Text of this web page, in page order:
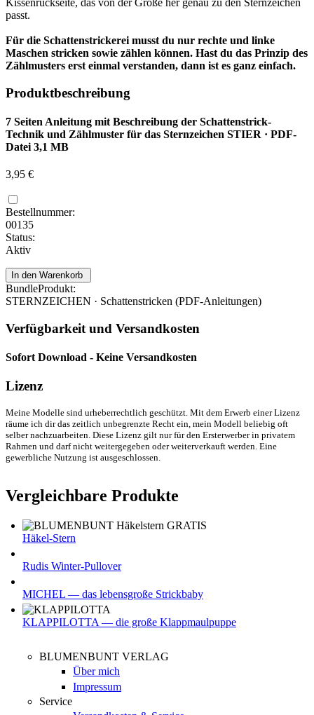
Kissenrückseite, das von der Größe her genau zu den Sternzeichen
passt.
Für die Schattenstrickerei musst du nur rechte und linke
Maschen stricken sowie zählen können. Hast du das Prinzip des
Zählmusters erst einmal verstanden, dann ist es ganz einfach.
Produktbeschreibung
7 Seiten Anleitung mit Beschreibung der Schattenstrick-
Technik und Zählmuster für das Sternzeichen STIER · PDF-
Datei 3,1 MB
3,95 €
Bestellnummer:
00135
Status:
Aktiv
BundleProdukt:
STERNZEICHEN · Schattenstricken (PDF-Anleitungen)
Verfügbarkeit und Versandkosten
Sofort Download - Keine Versandkosten
Lizenz
Meine Modelle sind urheberrechtlich geschützt. Mit dem Erwerb einer Lizenz
räume ich dir das zeitlich unbegrenzte Recht ein, mein Modell beliebig oft
selber nachzuarbeiten. Diese Lizenz gilt nur für den Ersterwerber in privatem
Rahmen und darf nicht weitergegeben oder weiterverkauft werden. Eine
gewerbliche Nutzung ist ausgeschlossen.
Vergleichbare Produkte
Häkel-Stern
Rudis Winter-Pullover
MICHEL — das lebensgroße Strickbaby
KLAPPILOTTA — die große Klappmaulpuppe
BLUMENBUNT VERLAG
Über mich
Impressum
Service